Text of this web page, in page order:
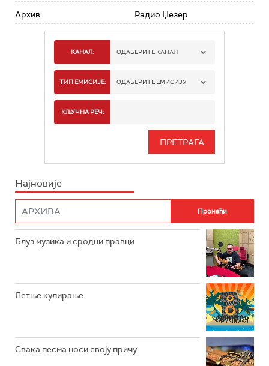
Архив Радио Џезер
КАНАЛ: ОДАБЕРИТЕ КАНАЛ
РАДИО БЕОГРАД 1
РАДИО БЕОГРАД 3
РАДИО РОКЕНРОЛЕР
РАДИО ЏЕЗЕР
ТИП ЕМИСИЈЕ: ОДАБЕРИТЕ ЕМИСИЈУ
ИНФО
КЉУЧНА РЕЧ:
Најновије
Блуз музика и сродни правци
Летње кулирање
Свака песма носи своју причу